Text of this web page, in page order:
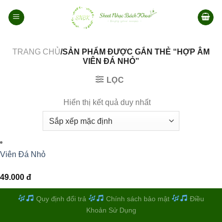
qua
TRANG CHỦ/SẢN PHẨM ĐƯỢC GẮN THẺ “HỢP ÂM
VIÊN ĐÁ NHỎ”
LỌC
Hiển thị kết quả duy nhất
Viên Đá Nhỏ
49.000 đ
Quy định đổi trả Chính sách bảo mật
Điều
Khoản Sử Dụng